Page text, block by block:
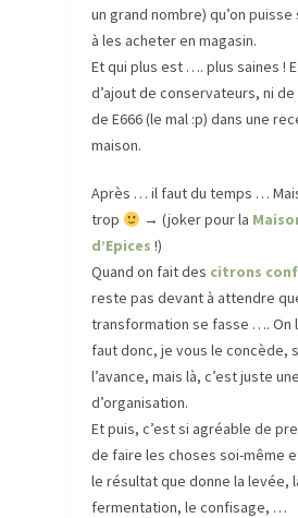
un grand nombre) qu’on
à les acheter en magasin.
Et qui plus est …. plus saines !
d’ajout de conservateurs, ni
de E666 (le mal :p) dans une
maison.
Après … il faut du temps …
trop
→ (joker pour la
d’Epices !)
Quand on fait des citrons
reste pas devant à attendre
transformation se fasse …. On
faut donc, je vous le concède,
l’avance, mais là, c’est juste
d’organisation.
Et puis, c’est si agréable de
de faire les choses soi-même
le résultat que donne la levée,
fermentation, le confisage, …